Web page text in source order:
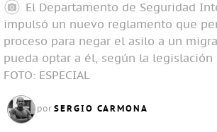
El Departamento de Seguridad
impulsó un nuevo reglamento que
proceso para negar el asilo a un
pueda optar a él, según la legislación
FOTO: ESPECIAL
por SERGIO CARMONA